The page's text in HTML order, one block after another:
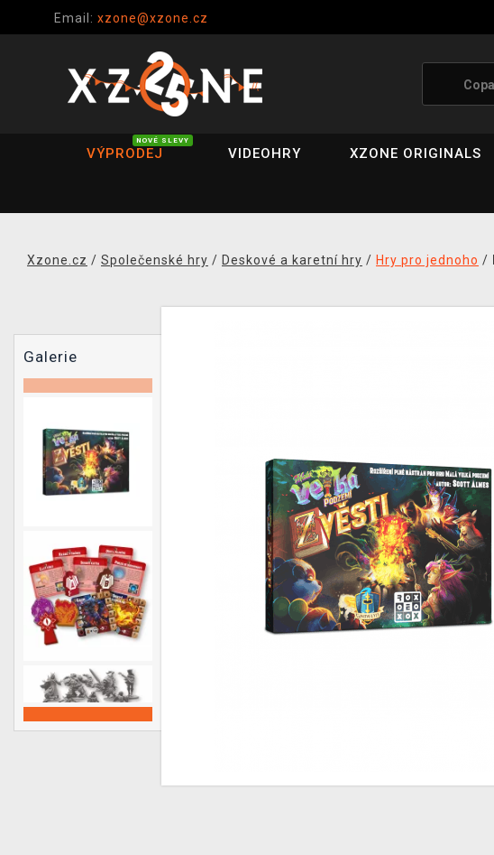
Email: xzone@xzone.cz
VÝPRODEJ
NOVÉ SLEVY
VIDEOHRY XZONE ORIGINALS
Xzone.cz / Společenské hry / Deskové a karetní hry / Hry pro jednoho /
Galerie